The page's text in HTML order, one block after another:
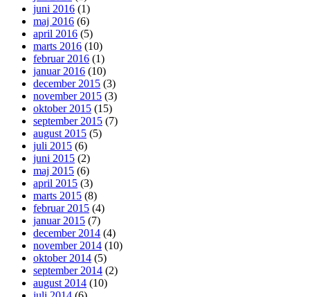
juni 2016 (1)
maj 2016 (6)
april 2016 (5)
marts 2016 (10)
februar 2016 (1)
januar 2016 (10)
december 2015 (3)
november 2015 (3)
oktober 2015 (15)
september 2015 (7)
august 2015 (5)
juli 2015 (6)
juni 2015 (2)
maj 2015 (6)
april 2015 (3)
marts 2015 (8)
februar 2015 (4)
januar 2015 (7)
december 2014 (4)
november 2014 (10)
oktober 2014 (5)
september 2014 (2)
august 2014 (10)